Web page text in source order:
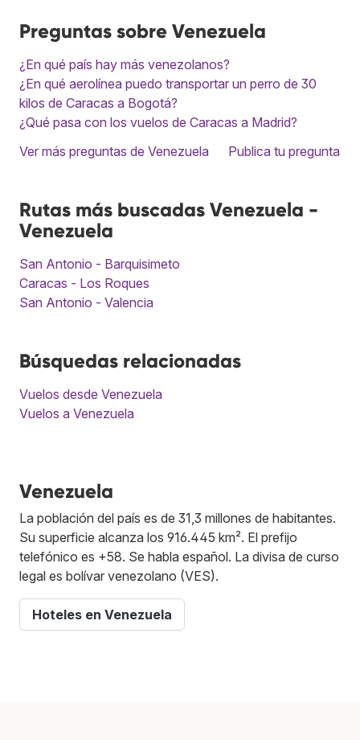
Preguntas sobre Venezuela
¿En qué país hay más venezolanos?
¿En qué aerolínea puedo transportar un perro de 30
kilos de Caracas a Bogotá?
¿Qué pasa con los vuelos de Caracas a Madrid?
Ver más preguntas de Venezuela
Publica tu pregunta
Rutas más buscadas Venezuela -
Venezuela
San Antonio - Barquisimeto
Caracas - Los Roques
San Antonio - Valencia
Búsquedas relacionadas
Vuelos desde Venezuela
Vuelos a Venezuela
Venezuela
La población del país es de 31,3 millones de habitantes.
Su superficie alcanza los 916.445 km². El prefijo
telefónico es +58. Se habla español. La divisa de curso
legal es bolívar venezolano (VES).
Hoteles en Venezuela